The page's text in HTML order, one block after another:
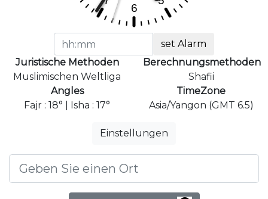
set Alarm
Juristische Methoden
Muslimischen Weltliga
Berechnungsmethoden
Shafii
Angles
Fajr : 18° | Isha : 17°
TimeZone
Asia/Yangon (GMT 6.5)
Einstellungen